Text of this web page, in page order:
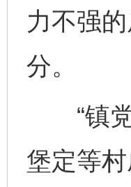
力不强
分。
“镇党
堡定等